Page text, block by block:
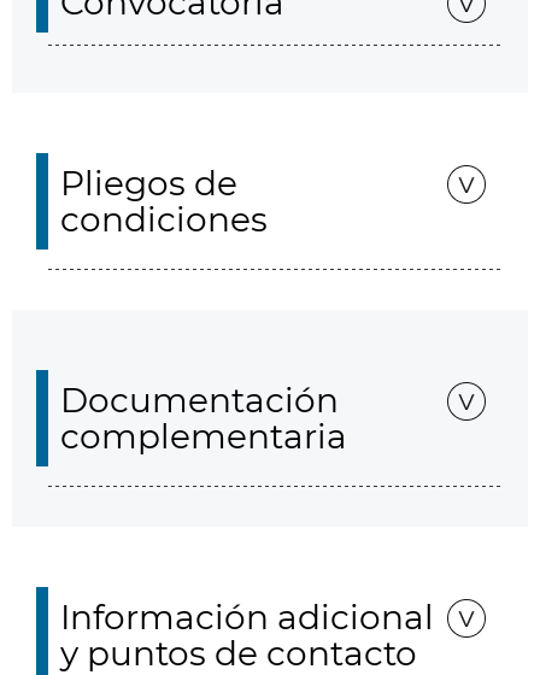
Pliegos de
condiciones
Documentación
complementaria
Información adicional
y puntos de contacto